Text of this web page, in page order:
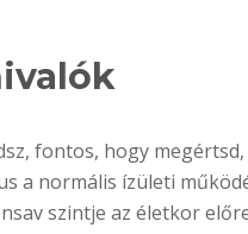
fontos, hogy
a normális ízületi
szintje az életkor